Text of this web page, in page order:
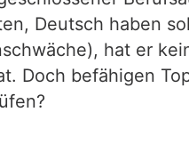
Deutsch haben
hat er
Doch befähigen